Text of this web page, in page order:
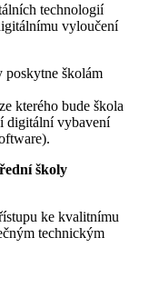
technologií
vyloučení
školám
kterého bude škola
digitální vybavení
školy
ke kvalitnímu
technickým